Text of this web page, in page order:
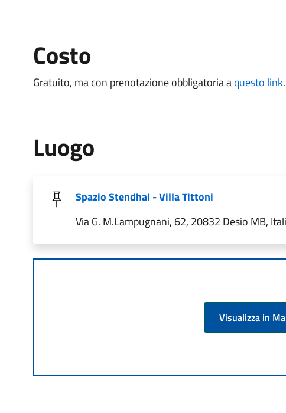
Costo
Gratuito, ma con prenotazione obbligatoria aquesto link.
Luogo
Spazio Stendhal - Villa Tittoni
Via G. M.Lampugnani, 62, 20832 Desio MB,
Visualizza in